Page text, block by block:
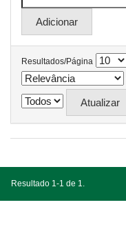
Resultados/Página
Resultado 1-1 de 1.